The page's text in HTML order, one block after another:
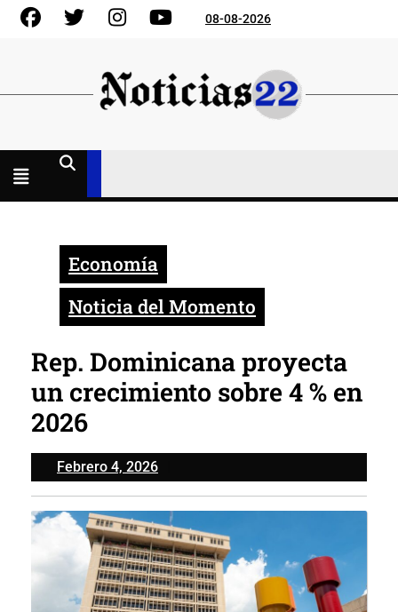
Skip
FacebookGorjeo InstagramYouTube08-08-2026
Economía
Noticia del Momento
Rep. Dominicana proyecta
un crecimiento sobre 4 % en
2026
Febrero 4, 2026Febrero
4,
2026